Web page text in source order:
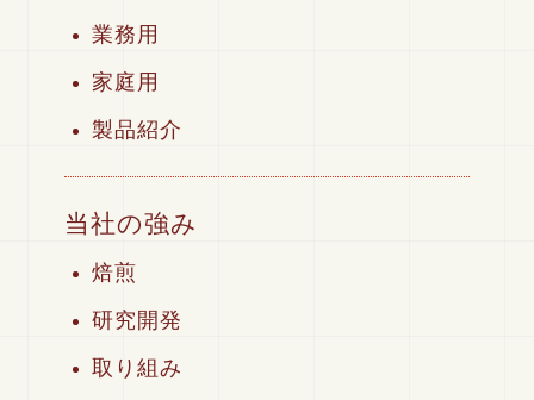
業務用
家庭用
製品紹介
当社の強み
焙煎
研究開発
取り組み